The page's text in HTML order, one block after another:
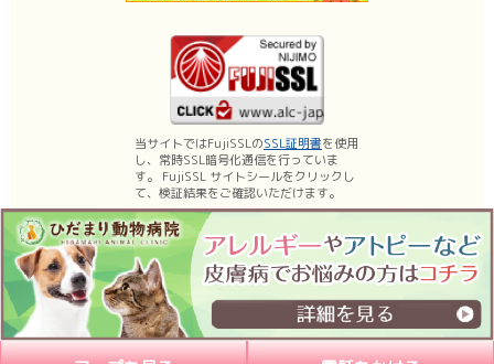
当サイトではFujiSSLのSSL証明書を使用
し、常時SSL暗号化通信を行っていま
す。 FujiSSL サイトシールをクリックし
て、検証結果をご確認いただけます。
名古屋市昭和区の動物病院、ひだまり動物病院は、薬浴などの皮膚科診療、乳
腺腫瘍手術・体表腫瘤切除などの日帰り手術に力を入れております。
もちろん内科、外科、腫瘍科などの一般診療、予防医療（各種ワクチン）など
も行っています。